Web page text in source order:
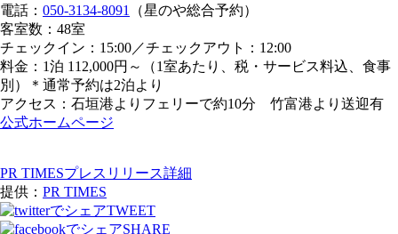
電話： 050-3134-8091
（星のや総合予約）
客室数：48室
チェックイン：15:00／チェックアウト：12:00
料金：1泊 112,000円～（1室あたり、税・サービス料込、食事
別）＊通常予約は2泊より
アクセス：石垣港よりフェリーで約10分 竹富港より送迎有
公式ホームページ
PR TIMESプレスリリース詳細
提供： PR TIMES
TWEET
SHARE